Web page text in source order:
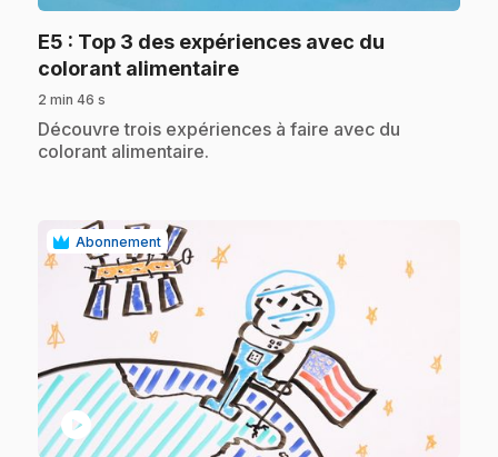
E5 : Top 3 des expériences avec du
colorant alimentaire.
2 min 46 s
.Découvre trois expériences à faire avec du
colorant alimentaire.
Abonnement
play_circle